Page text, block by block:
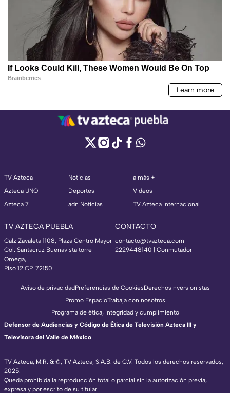
TV Azteca
Azteca UNO
Azteca 7
Noticias
Deportes
adn Noticias
a más +
Videos
TV Azteca Internacional
TV AZTECA PUEBLA
Calz Zavaleta 1108, Plaza Centro Mayor
Col. Santacruz Buenavista torre
Omega,
Piso 12 CP. 72150
CONTACTO
contacto@tvazteca.com
2229448140 | Conmutador
TV Azteca, M.R. & ©, TV Azteca, S.A.B. de C.V. Todos los derechos reservados,
2025.
Queda prohibida la reproducción total o parcial sin la autorización previa,
expresa y por escrito de su titular.
Aviso de privacidadPreferencias de CookiesDerechosInversionistas
Promo EspacioTrabaja con nosotros
Programa de ética, integridad y cumplimiento
Defensor de Audiencias y Código de Ética de Televisión Azteca III y
Televisora del Valle de México